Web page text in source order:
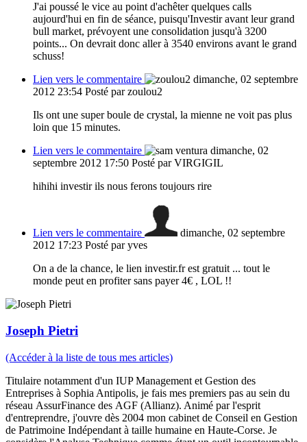
J'ai poussé le vice au point d'achêter quelques calls
aujourd'hui en fin de séance, puisqu'Investir avant leur grand
bull market, prévoyent une consolidation jusqu'à 3200
points... On devrait donc aller à 3540 environs avant le grand
schuss!
Lien vers le commentaire
dimanche, 02 septembre
2012 23:54 Posté par zoulou2
Ils ont une super boule de crystal, la mienne ne voit pas plus
loin que 15 minutes.
Lien vers le commentaire
dimanche, 02
septembre 2012 17:50 Posté par VIRGIGIL
hihihi investir ils nous ferons toujours rire
Lien vers le commentaire
dimanche, 02 septembre
2012 17:23 Posté par yves
On a de la chance, le lien investir.fr est gratuit ... tout le
monde peut en profiter sans payer 4€ , LOL !!
Joseph Pietri
(Accéder à la liste de tous mes articles)
Titulaire notamment d'un IUP Management et Gestion des
Entreprises à Sophia Antipolis, je fais mes premiers pas au sein du
réseau AssurFinance des AGF (Allianz). Animé par l'esprit
d'entreprendre, j'ouvre dès 2004 mon cabinet de Conseil en Gestion
de Patrimoine Indépendant à taille humaine en Haute-Corse. Je